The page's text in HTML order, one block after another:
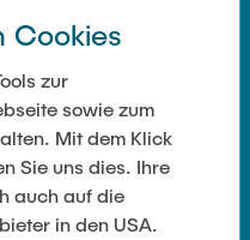
Cookies
zur
sowie zum
Mit dem Klick
Sie uns dies. Ihre
auch auf die
in den USA.